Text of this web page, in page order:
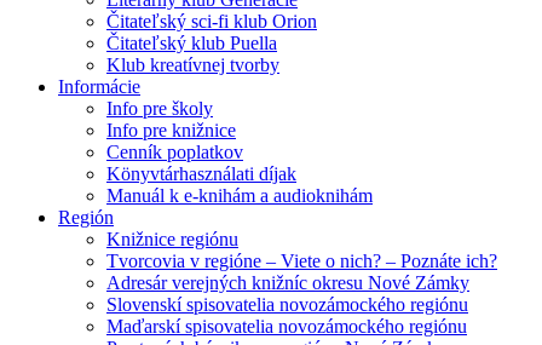
Čitateľský sci-fi klub Orion
Čitateľský klub Puella
Klub kreatívnej tvorby
Informácie
Info pre školy
Info pre knižnice
Cenník poplatkov
Könyvtárhasználati díjak
Manuál k e-knihám a audioknihám
Región
Knižnice regiónu
Tvorcovia v regióne – Viete o nich? – Poznáte ich?
Adresár verejných knižníc okresu Nové Zámky
Slovenskí spisovatelia novozámockého regiónu
Maďarskí spisovatelia novozámockého regiónu